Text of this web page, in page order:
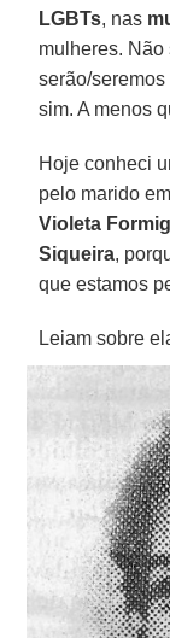
LGBTs, nas
mulheres. Não
serão/
sim. A menos
Hoje conheci
pelo marido
Violeta
Siqueira,
que estamos
Leiam sobre